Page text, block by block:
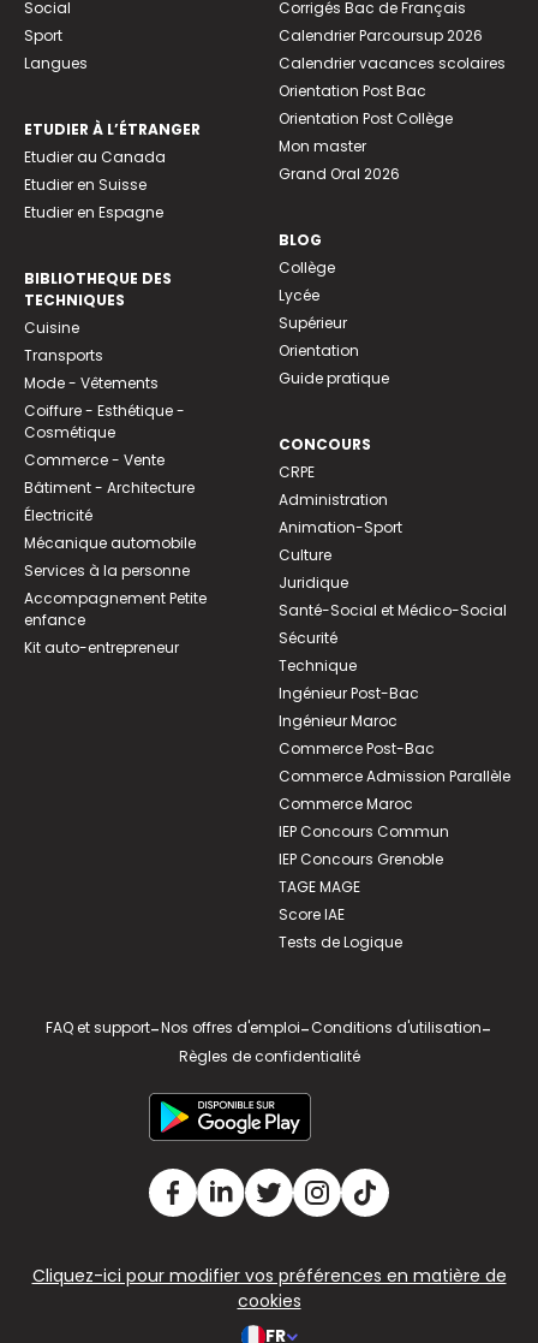
Social
Sport
Langues
ETUDIER À L’ÉTRANGER
Etudier au Canada
Etudier en Suisse
Etudier en Espagne
BIBLIOTHEQUE DES
TECHNIQUES
Cuisine
Transports
Mode - Vêtements
Coiffure - Esthétique -
Cosmétique
Commerce - Vente
Bâtiment - Architecture
Électricité
Mécanique automobile
Services à la personne
Accompagnement Petite
enfance
Kit auto-entrepreneur
Corrigés Bac de Français
Calendrier Parcoursup 2026
Calendrier vacances scolaires
Orientation Post Bac
Orientation Post Collège
Mon master
Grand Oral 2026
BLOG
Collège
Lycée
Supérieur
Orientation
Guide pratique
CONCOURS
CRPE
Administration
Animation-Sport
Culture
Juridique
Santé-Social et Médico-Social
Sécurité
Technique
Ingénieur Post-Bac
Ingénieur Maroc
Commerce Post-Bac
Commerce Admission Parallèle
Commerce Maroc
IEP Concours Commun
IEP Concours Grenoble
TAGE MAGE
Score IAE
Tests de Logique
FAQ et support-Nos offres d'emploi-Conditions d'utilisation-
Règles de confidentialité
Cliquez-ici pour modifier vos préférences en matière de
cookies
FR